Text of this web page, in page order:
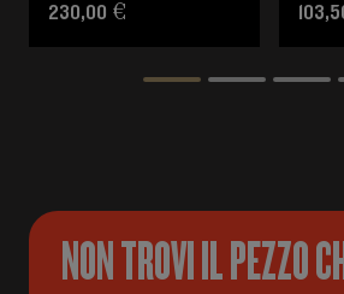
230,00 €
NON TROVI IL PEZZO